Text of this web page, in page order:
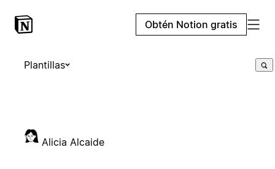
Obtén Notion gratis
Plantillas
Alicia Alcaide